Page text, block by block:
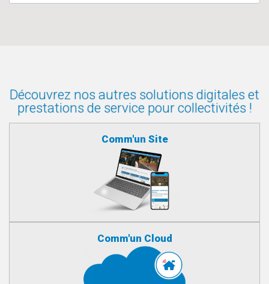
Découvrez nos autres solutions digitales et
prestations de service pour collectivités !
Comm'un Site
Comm'un Cloud